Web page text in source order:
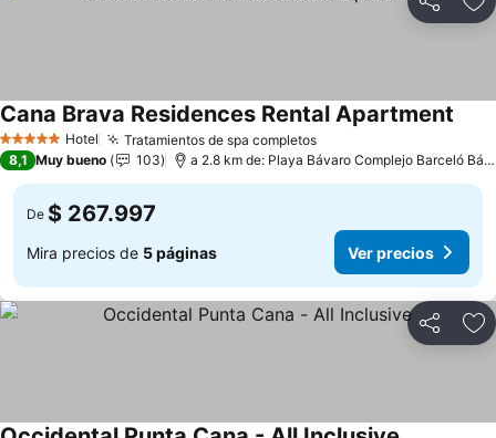
Compartir
5 Estrellas Hotel Tratamientos de spa completos
Cana Brava Residences Rental Apartment
8,1 Muy bueno 103 a 2.8 km de: Playa Bávaro Complejo Barceló Bávaro
De $ 267.997
Mira precios de 5 páginas Ver precios
Compartir